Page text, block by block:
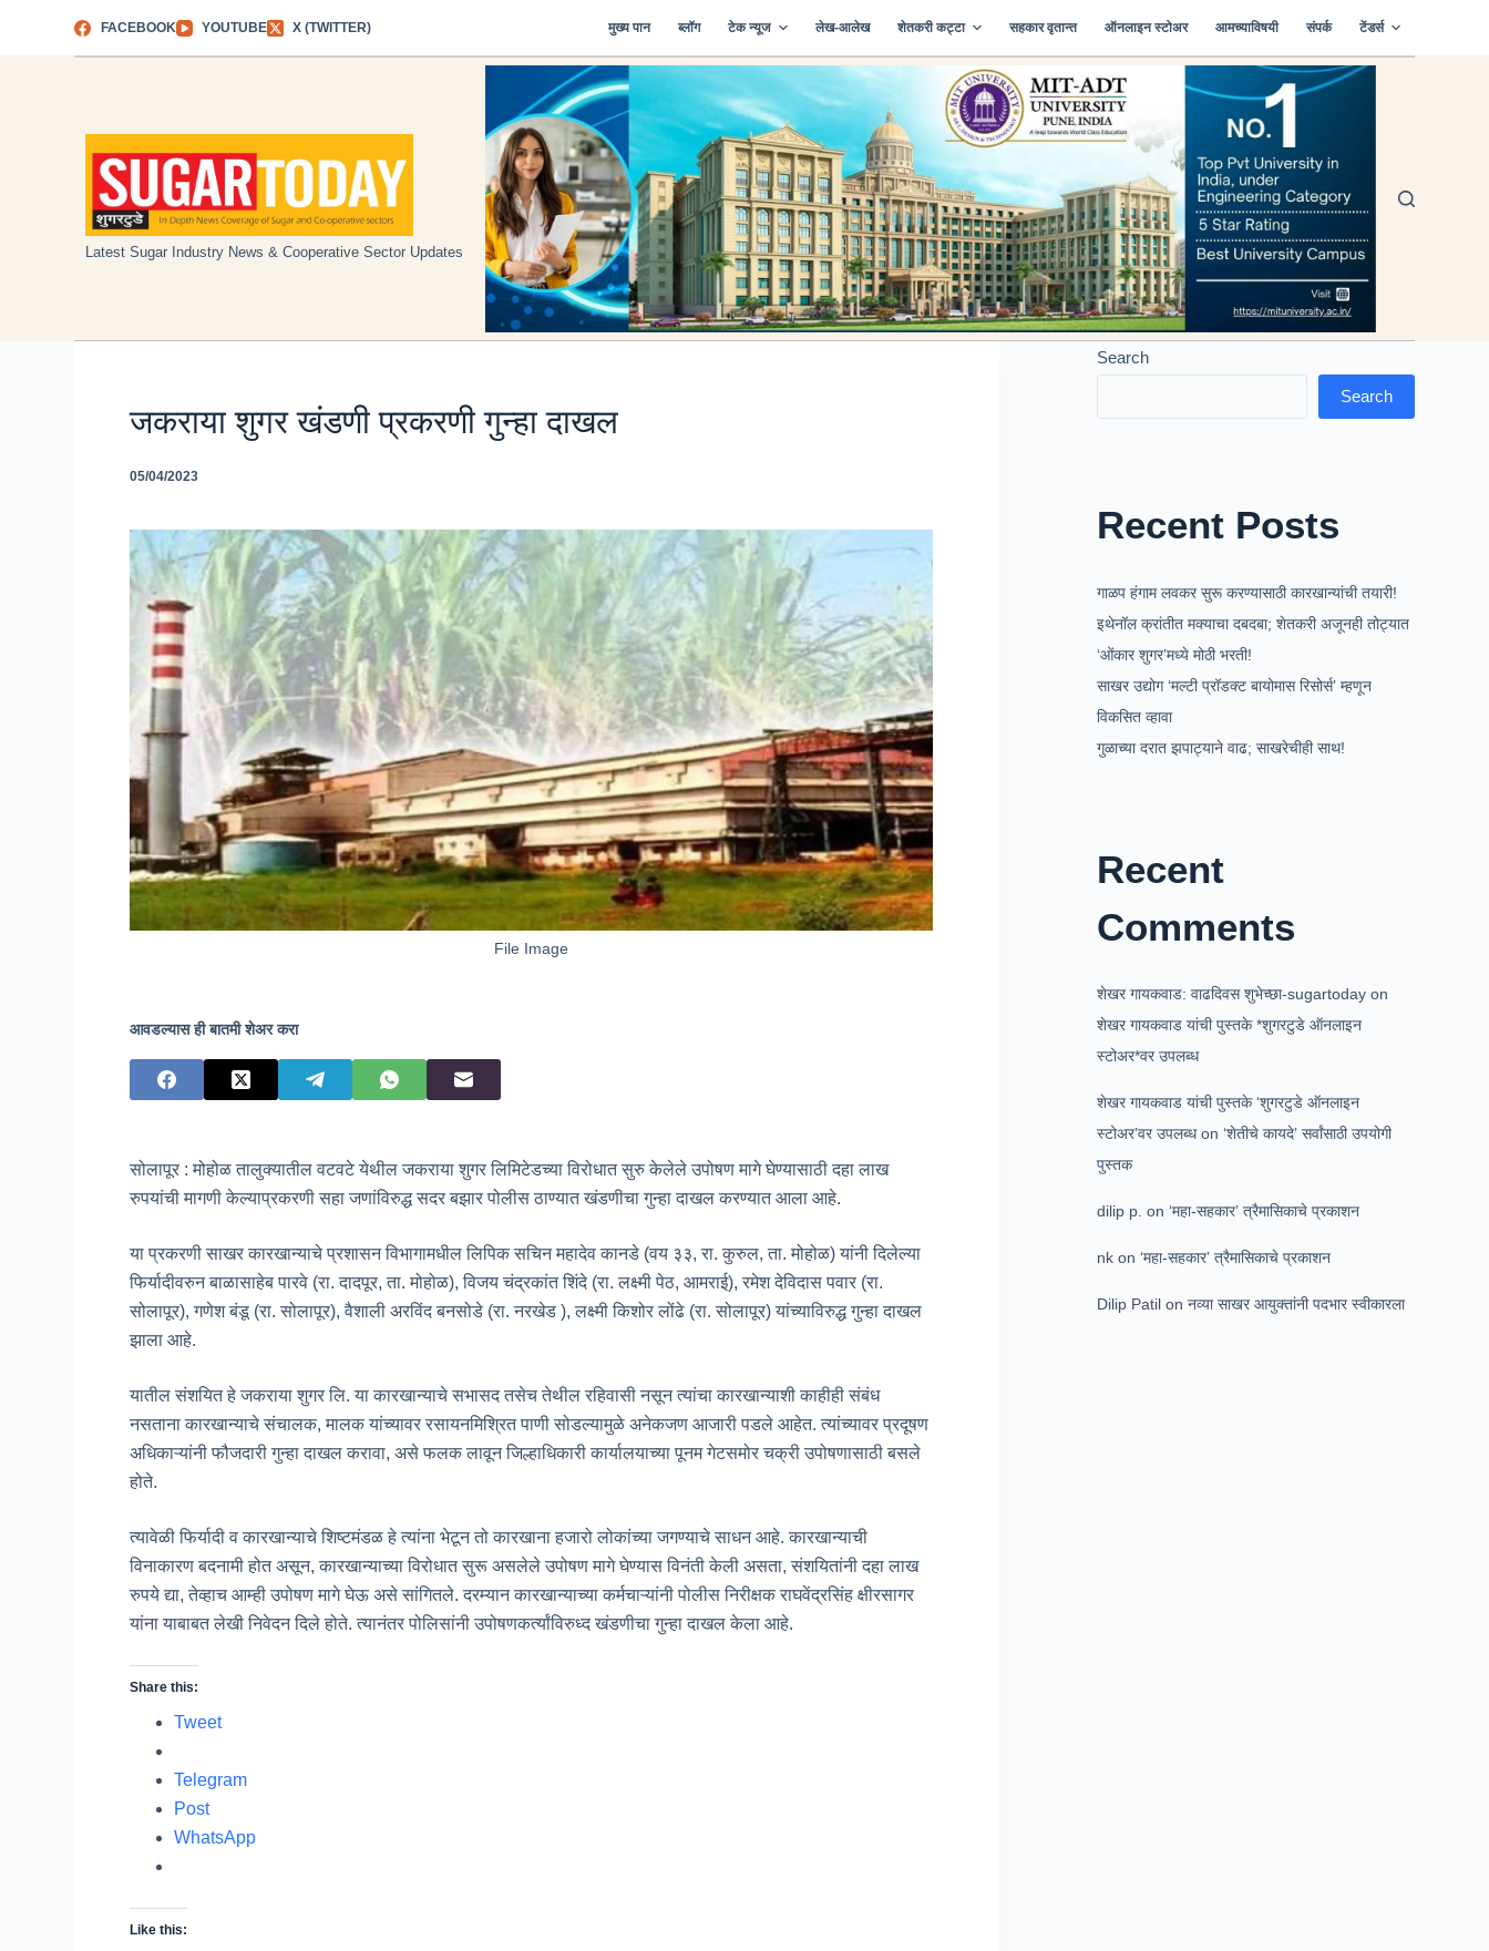
FACEBOOK YOUTUBE X (TWITTER) मुख्य पान ब्लॉग टेक न्यूज लेख-आलेख शेतकरी कट्टा सहकार वृतान्त ऑनलाइन स्टोअर आमच्याविषयी संपर्क टेंडर्स
Latest Sugar Industry News & Cooperative Sector Updates
जकराया शुगर खंडणी प्रकरणी गुन्हा दाखल
05/04/2023
File Image
आवडल्यास ही बातमी शेअर करा
सोलापूर : मोहोळ तालुक्यातील वटवटे येथील जकराया शुगर लिमिटेडच्या विरोधात सुरु केलेले उपोषण मागे घेण्यासाठी दहा लाख
रुपयांची मागणी केल्याप्रकरणी सहा जणांविरुद्ध सदर बझार पोलीस ठाण्यात खंडणीचा गुन्हा दाखल करण्यात आला आहे.
या प्रकरणी साखर कारखान्याचे प्रशासन विभागामधील लिपिक सचिन महादेव कानडे (वय ३३, रा. कुरुल, ता. मोहोळ) यांनी दिलेल्या
फिर्यादीवरुन बाळासाहेब पारवे (रा. दादपूर, ता. मोहोळ), विजय चंद्रकांत शिंदे (रा. लक्ष्मी पेठ, आमराई), रमेश देविदास पवार (रा.
सोलापूर), गणेश बंडू (रा. सोलापूर), वैशाली अरविंद बनसोडे (रा. नरखेड ), लक्ष्मी किशोर लोंढे (रा. सोलापूर) यांच्याविरुद्ध गुन्हा दाखल
झाला आहे.
यातील संशयित हे जकराया शुगर लि. या कारखान्याचे सभासद तसेच तेथील रहिवासी नसून त्यांचा कारखान्याशी काहीही संबंध
नसताना कारखान्याचे संचालक, मालक यांच्यावर रसायनमिश्रित पाणी सोडल्यामुळे अनेकजण आजारी पडले आहेत. त्यांच्यावर प्रदूषण
अधिकाऱ्यांनी फौजदारी गुन्हा दाखल करावा, असे फलक लावून जिल्हाधिकारी कार्यालयाच्या पूनम गेटसमोर चक्री उपोषणासाठी बसले
होते.
त्यावेळी फिर्यादी व कारखान्याचे शिष्टमंडळ हे त्यांना भेटून तो कारखाना हजारो लोकांच्या जगण्याचे साधन आहे. कारखान्याची
विनाकारण बदनामी होत असून, कारखान्याच्या विरोधात सुरू असलेले उपोषण मागे घेण्यास विनंती केली असता, संशयितांनी दहा लाख
रुपये द्या, तेव्हाच आम्ही उपोषण मागे घेऊ असे सांगितले. दरम्यान कारखान्याच्या कर्मचाऱ्यांनी पोलीस निरीक्षक राघवेंद्रसिंह क्षीरसागर
यांना याबाबत लेखी निवेदन दिले होते. त्यानंतर पोलिसांनी उपोषणकर्त्यांविरुध्द खंडणीचा गुन्हा दाखल केला आहे.
Share this:
Tweet
Telegram
Post
WhatsApp
Like this:
Search
Search
Recent Posts
गाळप हंगाम लवकर सुरू करण्यासाठी कारखान्यांची तयारी!
इथेनॉल क्रांतीत मक्याचा दबदबा; शेतकरी अजूनही तोट्यात
‘ओंकार शुगर’मध्ये मोठी भरती!
साखर उद्योग ‘मल्टी प्रॉडक्ट बायोमास रिसोर्स’ म्हणून
विकसित व्हावा
गुळाच्या दरात झपाट्याने वाढ; साखरेचीही साथ!
Recent
Comments
शेखर गायकवाड: वाढदिवस शुभेच्छा-sugartoday on
शेखर गायकवाड यांची पुस्तके *शुगरटुडे ऑनलाइन
स्टोअर*वर उपलब्ध
शेखर गायकवाड यांची पुस्तके ‘शुगरटुडे ऑनलाइन
स्टोअर’वर उपलब्धon‘शेतीचे कायदे’ सर्वांसाठी उपयोगी
पुस्तक
dilip p. on‘महा-सहकार’ त्रैमासिकाचे प्रकाशन
nk on‘महा-सहकार’ त्रैमासिकाचे प्रकाशन
Dilip Patil onनव्या साखर आयुक्तांनी पदभार स्वीकारला